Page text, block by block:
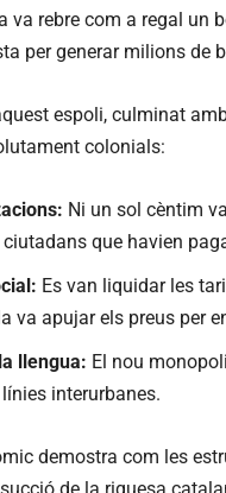
va rebre com a regal un
per generar milions de
espoli, culminat
colonials:
Ni un sol cèntim
que havien
Es van liquidar les
va apujar els preus per
llengua: El nou
interurbanes.
demostra com les
de la riquesa